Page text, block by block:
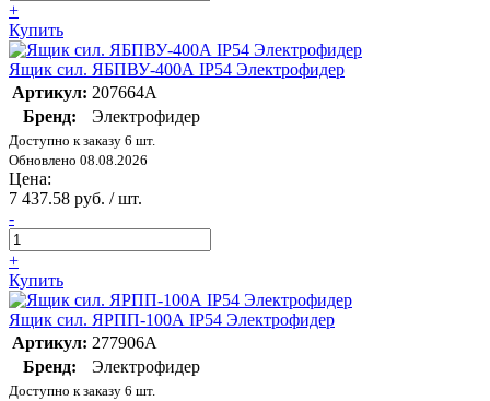
+
Купить
Ящик сил. ЯБПВУ-400А IP54 Электрофидер
Артикул: 207664А
Бренд:
Электрофидер
Доступно к заказу 6 шт.
Обновлено 08.08.2026
Цена:
7 437.58 руб. / шт.
-
+
Купить
Ящик сил. ЯРПП-100А IP54 Электрофидер
Артикул: 277906А
Бренд:
Электрофидер
Доступно к заказу 6 шт.